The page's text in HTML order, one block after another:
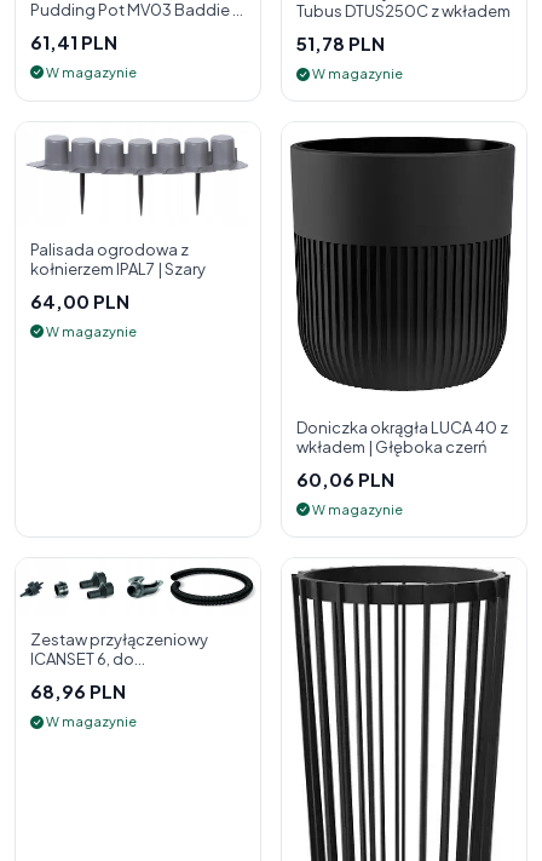
Pudding Pot MV03 Baddie 5
policzk
61,41 PLN
W magazynie
Tubus DTUS250C z wkładem
51,78 PLN
W magazynie
Palisada ogrodowa z
kołnierzem IPAL7 | Szary
64,00 PLN
W magazynie
Doniczka okrągła LUCA 40 z
wkładem | Głęboka czerń
60,06 PLN
W magazynie
Zestaw przyłączeniowy
ICANSET 6, do
68,96 PLN
W magazynie